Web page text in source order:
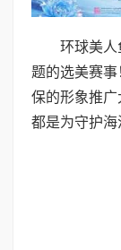
环球美人
题的选美赛
保的形象推
都是为守护海